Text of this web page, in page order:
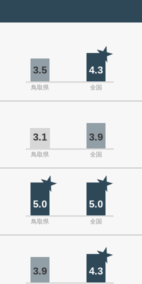
3.5 4.3
鳥取県 全国
3.1 3.9
鳥取県 全国
5.0 5.0
鳥取県 全国
3.9 4.3